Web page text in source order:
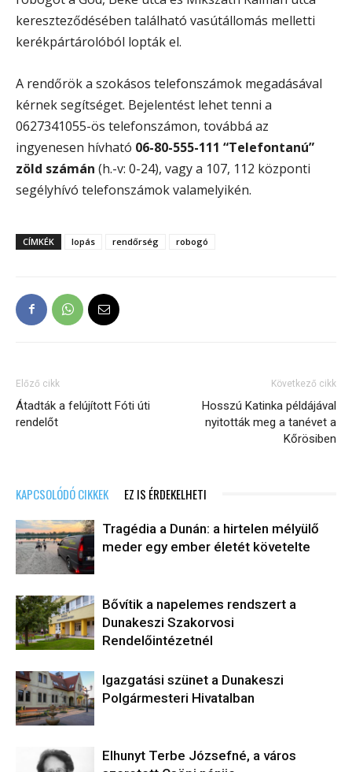
kereszteződésében található vasútállomás melletti
kerékpártárolóból lopták el.
A rendőrök a szokásos telefonszámok megadásával
kérnek segítséget. Bejelentést lehet tenni a
0627341055-ös telefonszámon, továbbá az
ingyenesen hívható 06-80-555-111 “Telefontanú”
zöld számán (h.-v: 0-24), vagy a 107, 112 központi
segélyhívó telefonszámok valamelyikén.
CÍMKÉK lopás rendőrség robogó
Előző cikk
Átadták a felújított Fóti úti
rendelőt
Következő cikk
Hosszú Katinka példájával
nyitották meg a tanévet a
Kőrösiben
KAPCSOLÓDÓ CIKKEK EZ IS ÉRDEKELHETI
Tragédia a Dunán: a hirtelen mélyülő
meder egy ember életét követelte
Bővítik a napelemes rendszert a
Dunakeszi Szakorvosi
Rendelőintézetnél
Igazgatási szünet a Dunakeszi
Polgármesteri Hivatalban
Elhunyt Terbe Józsefné, a város